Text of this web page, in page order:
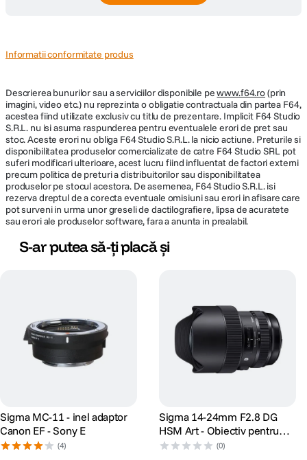
Autofocus
Greutate 1150 gr.
DETALII PRODUCATOR
Cod producator 205955
Informatii conformitate produs
Descrierea bunurilor sau a serviciilor disponibile pewww.f64.ro(prin
imagini, video etc.) nu reprezinta o obligatie contractuala din partea F64,
acestea fiind utilizate exclusiv cu titlu de prezentare. Implicit F64 Studio
S.R.L. nu isi asuma raspunderea pentru eventualele erori de pret sau
stoc. Aceste erori nu obliga F64 Studio S.R.L. la nicio actiune. Preturile si
disponibilitatea produselor comercializate de catre F64 Studio SRL pot
suferi modificari ulterioare, acest lucru fiind influentat de factori externi
precum politica de preturi a distribuitorilor sau disponibilitatea
produselor pe stocul acestora. De asemenea, F64 Studio S.R.L. isi
rezerva dreptul de a corecta eventuale omisiuni sau erori in afisare care
pot surveni in urma unor greseli de dactilografiere, lipsa de acuratete
sau erori ale produselor software, fara a anunta in prealabil.
S-ar putea să-ți placă și
Sigma MC-11 - inel adaptor
Canon EF - Sony E
(4)
Sigma 14-24mm F2.8 DG
HSM Art - Obiectiv pentru
Nikon FX
(0)